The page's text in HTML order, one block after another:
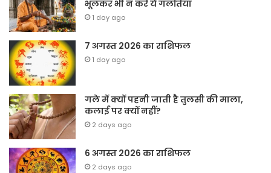
भूलकर भी न करें ये गलतियां
1 day ago
7 अगस्त 2026 का राशिफल
1 day ago
गले में क्यों पहनी जाती है तुलसी की माला,
कलाई पर क्यों नहीं?
2 days ago
6 अगस्त 2026 का राशिफल
2 days ago